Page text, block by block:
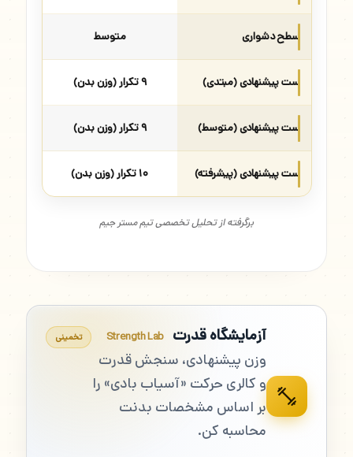
سطح دشواری متوسط
ست پیشنهادی (مبتدی) ۹ تکرار (وزن بدن)
ست پیشنهادی (متوسط) ۹ تکرار (وزن بدن)
ست پیشنهادی (پیشرفته) ۱۰ تکرار (وزن بدن)
برگرفته از تحلیل تخصصی تیم مستر جیم
آزمایشگاه قدرت Strength Lab
وزن پیشنهادی، سنجش قدرت
و کالری حرکت «آسیاب بادی» را
بر اساس مشخصات بدنت
محاسبه کن.
تخمینی